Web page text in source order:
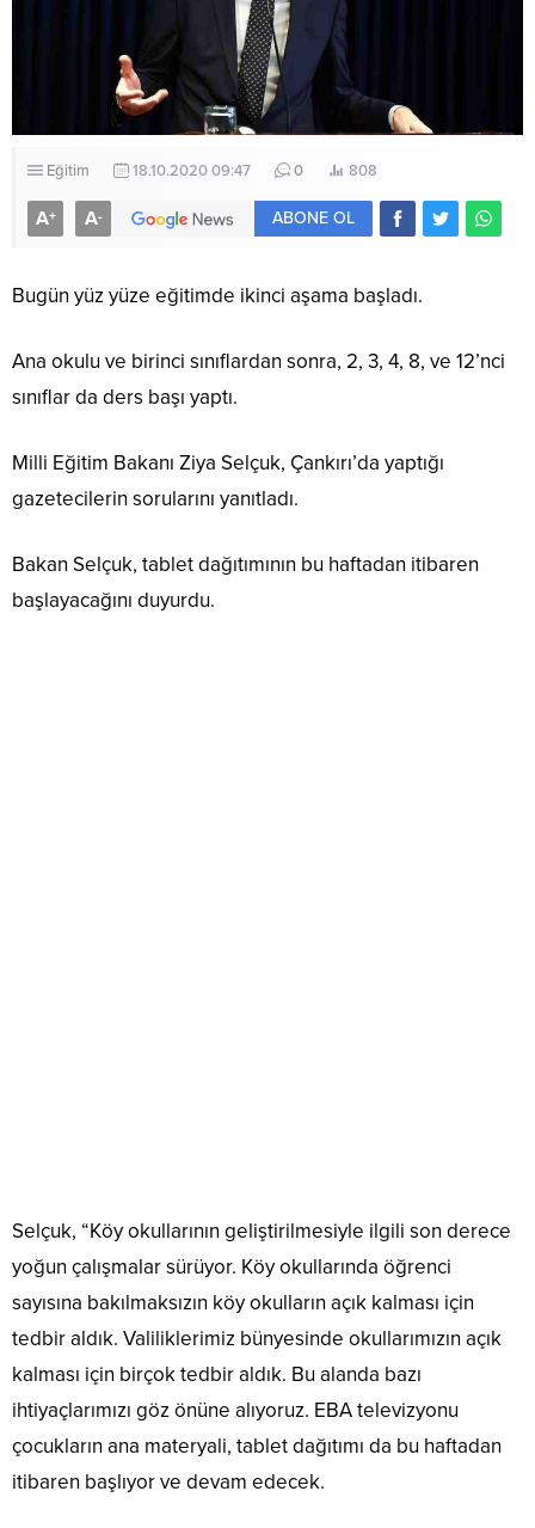
Eğitim 18.10.2020 09:47 0 808
A+ A- ABONE OL
Bugün yüz yüze eğitimde ikinci aşama başladı.
Ana okulu ve birinci sınıflardan sonra, 2, 3, 4, 8, ve 12’nci
sınıflar da ders başı yaptı.
Milli Eğitim Bakanı Ziya Selçuk, Çankırı’da yaptığı
gazetecilerin sorularını yanıtladı.
Bakan Selçuk, tablet dağıtımının bu haftadan itibaren
başlayacağını duyurdu.
Selçuk, “Köy okullarının geliştirilmesiyle ilgili son derece
yoğun çalışmalar sürüyor. Köy okullarında öğrenci
sayısına bakılmaksızın köy okulların açık kalması için
tedbir aldık. Valiliklerimiz bünyesinde okullarımızın açık
kalması için birçok tedbir aldık. Bu alanda bazı
ihtiyaçlarımızı göz önüne alıyoruz. EBA televizyonu
çocukların ana materyali, tablet dağıtımı da bu haftadan
itibaren başlıyor ve devam edecek.